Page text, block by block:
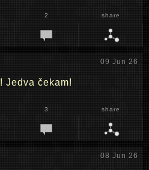
2 share
09 Jun 26
Jedva čekam!
3 share
08 Jun 26